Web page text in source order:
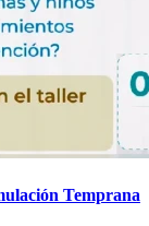
Temprana